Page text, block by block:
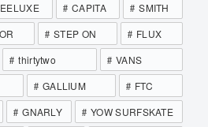
CAPITA
SMITH
STEP ON
FLUX
thirtytwo
VANS
GALLIUM
FTC
GNARLY
YOW SURFSKATE